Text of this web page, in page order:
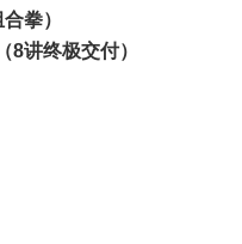
拳）
8讲终极交付）